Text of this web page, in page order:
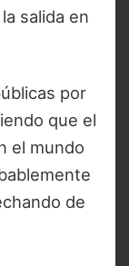
salida en
por
que el
el mundo
de